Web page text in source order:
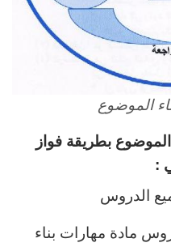
الموضوع
بطريقة فواز
:
الدروس
مادة مهارات بناء